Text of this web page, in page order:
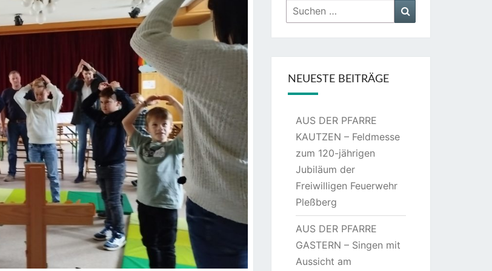
Suchen
nach:
NEUESTE BEITRÄGE
AUS DER PFARRE
KAUTZEN – Feldmesse
zum 120-jährigen
Jubiläum der
Freiwilligen Feuerwehr
Pleßberg
AUS DER PFARRE
GASTERN – Singen mit
Aussicht am